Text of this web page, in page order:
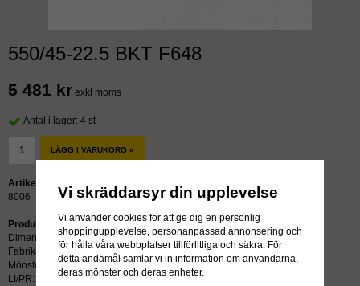
550/45-22.5 BKT F648
5 481 kr exkl moms
Antal i lager: 4 st
LÄGG I VARUKORG »
Artikelnummer:
8006
Produktbeskrivning:
Dimension: 550/45-22.5
Fabrikat: BKT
Mönster: F648
LI/PR: 20
Vi skräddarsyr din upplevelse
Vi använder cookies för att ge dig en personlig
shoppingupplevelse, personanpassad annonsering och
för hålla våra webbplatser tillförlitliga och säkra. För
detta ändamål samlar vi in information om användarna,
deras mönster och deras enheter.